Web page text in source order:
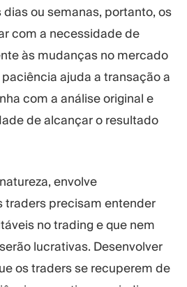
ou semanas, portanto, os
com a necessidade de
às mudanças no mercado
ajuda a transação a
com a análise original e
de alcançar o resultado
envolve
traders precisam entender
no trading e que nem
lucrativas. Desenvolver
os traders se recuperem de